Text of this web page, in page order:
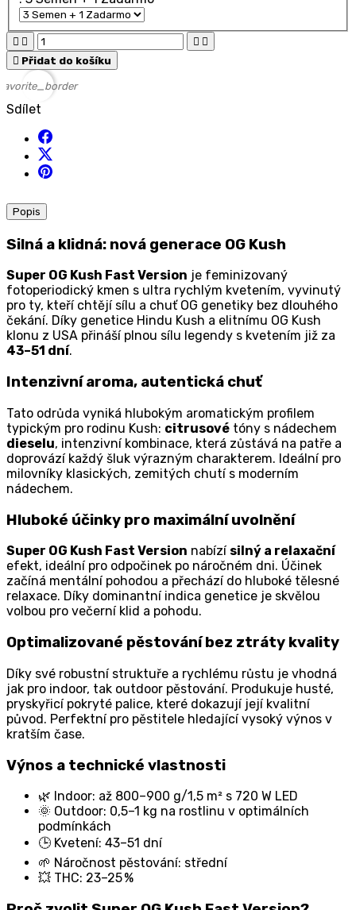
   
 Přidat do košíku
favorite_border
Sdílet
Popis
Silná a klidná: nová generace OG Kush
Super OG Kush Fast Version je feminizovaný
fotoperiodický kmen s ultra rychlým kvetením, vyvinutý
pro ty, kteří chtějí sílu a chuť OG genetiky bez dlouhého
čekání. Díky genetice Hindu Kush a elitnímu OG Kush
klonu z USA přináší plnou sílu legendy s kvetením již za
43–51 dní.
Intenzivní aroma, autentická chuť
Tato odrůda vyniká hlubokým aromatickým profilem
typickým pro rodinu Kush: citrusové tóny s nádechem
dieselu, intenzivní kombinace, která zůstává na patře a
doprovází každý šluk výrazným charakterem. Ideální pro
milovníky klasických, zemitých chutí s moderním
nádechem.
Hluboké účinky pro maximální uvolnění
Super OG Kush Fast Version nabízí silný a relaxační
efekt, ideální pro odpočinek po náročném dni. Účinek
začíná mentální pohodou a přechází do hluboké tělesné
relaxace. Díky dominantní indica genetice je skvělou
volbou pro večerní klid a pohodu.
Optimalizované pěstování bez ztráty kvality
Díky své robustní struktuře a rychlému růstu je vhodná
jak pro indoor, tak outdoor pěstování. Produkuje husté,
pryskyřicí pokryté palice, které dokazují její kvalitní
původ. Perfektní pro pěstitele hledající vysoký výnos v
kratším čase.
Výnos a technické vlastnosti
🌿 Indoor: až 800–900 g/1,5 m² s 720 W LED
🌞 Outdoor: 0,5–1 kg na rostlinu v optimálních
podmínkách
🕒 Kvetení: 43–51 dní
🌱 Náročnost pěstování: střední
💥 THC: 23–25 %